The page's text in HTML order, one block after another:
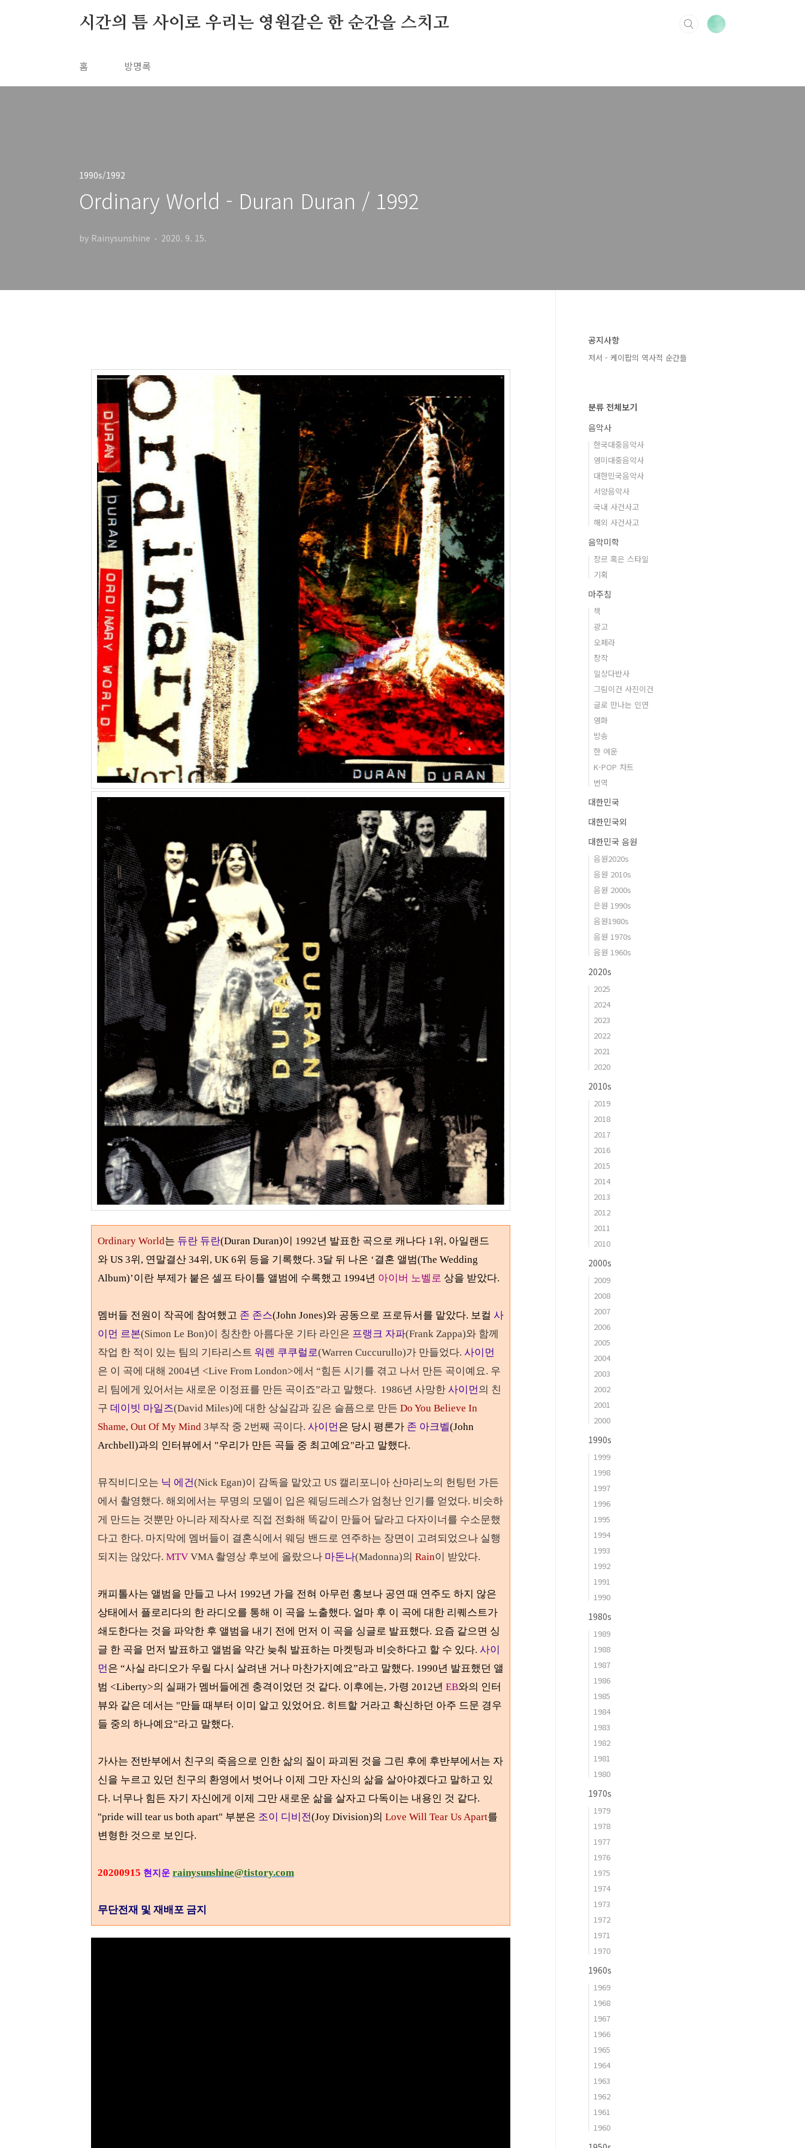
시간의 틈 사이로 우리는 영원같은 한 순간을 스치고
홈 방명록
1990s/1992
Ordinary World - Duran Duran / 1992
by Rainysunshine 2020. 9. 15.
Ordinary World는 듀란 듀란(Duran Duran)이 1992년 발표한 곡으로 캐나다 1위 , 아일랜드
와 US 3위, 연말결산 34위, UK 6위 등을 기록했다. 3달 뒤 나온 ‘결혼 앨범(The Wedding
Album)’이란 부제가 붙은 셀프 타이틀 앨범에 수록했고 1994년 아이버 노벨로 상을 받았다.
멤버들 전원이 작곡에 참여했고 존 존스(John Jones)와 공동으로 프로듀서를 맡았다. 보컬 사
이먼 르본(Simon Le Bon)이 칭찬한 아름다운 기타 라인은 프랭크 자파(Frank Zappa)와 함께
작업 한 적이 있는 팀의 기타리스트 워렌 쿠쿠럴로(Warren Cuccurullo)가 만들었다. 사이먼
은 이 곡에 대해 2004년 <Live From London>에서 “힘든 시기를 겪고 나서 만든 곡이예요. 우
리 팀에게 있어서는 새로운 이정표를 만든 곡이죠”라고 말했다. 1986년 사망한 사이먼의 친
구 데이빗 마일즈(David Miles)에 대한 상실감과 깊은 슬픔으로 만든 Do You Believe In
Shame, Out Of My Mind 3부작 중 2번째 곡이다. 사이먼은 당시 평론가 존 아크벨(John
Archbell)과의 인터뷰에서 "우리가 만든 곡들 중 최고예요"라고 말했다.
뮤직비디오는 닉 에건(Nick Egan)이 감독을 맡았고 US 캘리포니아 산마리노의 헌팅턴 가든
에서 촬영했다. 해외에서는 무명의 모델이 입은 웨딩드레스가 엄청난 인기를 얻었다. 비슷하
게 만드는 것뿐만 아니라 제작사로 직접 전화해 똑같이 만들어 달라고 다자이너를 수소문했
다고 한다. 마지막에 멤버들이 결혼식에서 웨딩 밴드로 연주하는 장면이 고려되었으나 실행
되지는 않았다. MTV VMA 촬영상 후보에 올랐으나 마돈나(Madonna)의 Rain이 받았다.
캐피톨사는 앨범을 만들고 나서 1992년 가을 전혀 아무런 홍보나 공연 때 연주도 하지 않은
상태에서 플로리다의 한 라디오를 통해 이 곡을 노출했다. 얼마 후 이 곡에 대한 리퀘스트가
쇄도한다는 것을 파악한 후 앨범을 내기 전에 먼저 이 곡을 싱글로 발표했다. 요즘 같으면 싱
글 한 곡을 먼저 발표하고 앨범을 약간 늦춰 발표하는 마켓팅과 비슷하다고 할 수 있다. 사이
먼은 “사실 라디오가 우릴 다시 살려낸 거나 마찬가지예요”라고 말했다. 1990년 발표했던 앨
범 <Liberty>의 실패가 멤버들에겐 충격이었던 것 같다. 이후에는, 가령 2012년 EB와의 인터
뷰와 같은 데서는 "만들 때부터 이미 알고 있었어요. 히트할 거라고 확신하던 아주 드문 경우
들 중의 하나예요"라고 말했다.
가사는 전반부에서 친구의 죽음으로 인한 삶의 질이 파괴된 것을 그린 후에 후반부에서는 자
신을 누르고 있던 친구의 환영에서 벗어나 이제 그만 자신의 삶을 살아야겠다고 말하고 있
다. 너무나 힘든 자기 자신에게 이제 그만 새로운 삶을 살자고 다독이는 내용인 것 같다.
"pride will tear us both apart" 부분은 조이 디비전(Joy Division)의 Love Will Tear Us Apart를
변형한 것으로 보인다.
20200915 현지운 rainysunshine@tistory.com
무단전재 및 재배포 금지
공지사항
저서 - 케이팝의 역사적 순간들
분류 전체보기
음악사
한국대중음악사
영미대중음악사
대한민국음악사
서양음악사
국내 사건사고
해외 사건사고
음악미학
장르 혹은 스타일
기획
마주침
책
광고
오페라
창작
일상다반사
그림이건 사진이건
글로 만나는 인연
영화
방송
한 여운
K-POP 차트
번역
대한민국
대한민국외
대한민국 음원
음원2020s
음원 2010s
음원 2000s
은원 1990s
음원1980s
음원 1970s
음원 1960s
2020s
2025
2024
2023
2022
2021
2020
2010s
2019
2018
2017
2016
2015
2014
2013
2012
2011
2010
2000s
2009
2008
2007
2006
2005
2004
2003
2002
2001
2000
1990s
1999
1998
1997
1996
1995
1994
1993
1992
1991
1990
1980s
1989
1988
1987
1986
1985
1984
1983
1982
1981
1980
1970s
1979
1978
1977
1976
1975
1974
1973
1972
1971
1970
1960s
1969
1968
1967
1966
1965
1964
1963
1962
1961
1960